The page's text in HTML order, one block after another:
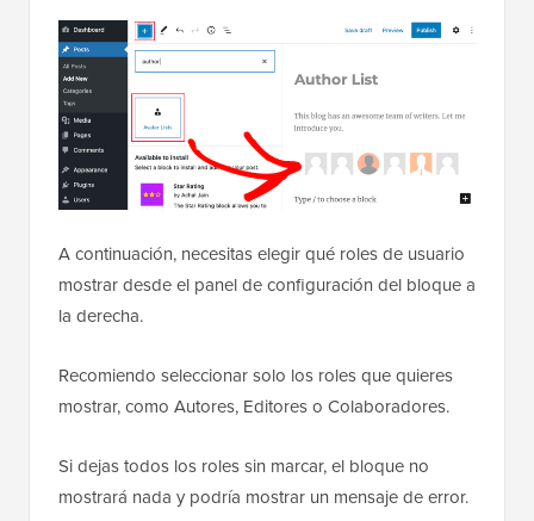
A continuación, necesitas elegir qué roles de usuario
mostrar desde el panel de configuración del bloque a
la derecha.
Recomiendo seleccionar solo los roles que quieres
mostrar, como Autores, Editores o Colaboradores.
Si dejas todos los roles sin marcar, el bloque no
mostrará nada y podría mostrar un mensaje de error.